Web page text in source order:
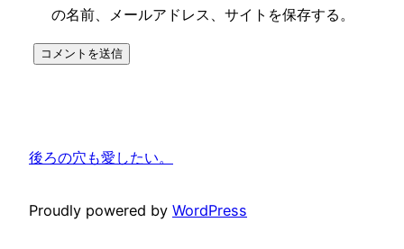
の名前、メールアドレス、サイトを保存する。
後ろの穴も愛したい。
Proudly powered by WordPress